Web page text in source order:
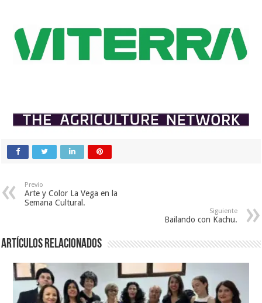
Previo
Arte y Color La Vega en la
Semana Cultural.
Siguiente
Bailando con Kachu.
Artículos relacionados